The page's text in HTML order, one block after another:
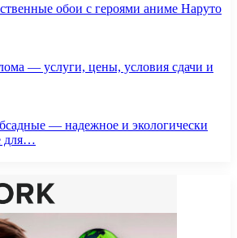
обои с героями аниме Наруто
— услуги, цены, условия сдачи и
— надежное и экологически
для…